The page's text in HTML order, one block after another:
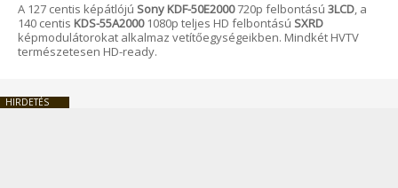
A 127 centis képátlójú Sony KDF-50E2000720p felbontású 3LCD, a
140 centis KDS-55A20001080p teljes HD felbontású SXRD
képmodulátorokat alkalmaz vetítőegységeikben. Mindkét HVTV
természetesen HD-ready.
HIRDETÉS